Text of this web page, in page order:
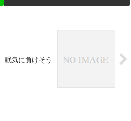
眠気に負けそう